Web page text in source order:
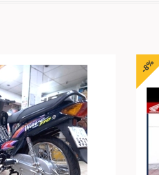
-8%